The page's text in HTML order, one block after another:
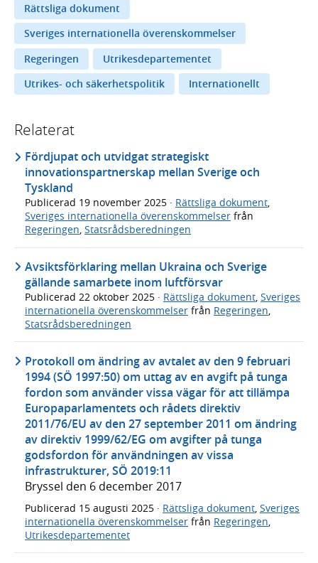
Rättsliga dokument
Sveriges internationella överenskommelser
Regeringen
Utrikesdepartementet
Utrikes- och säkerhetspolitik
Internationellt
Relaterat
Fördjupat och utvidgat strategiskt
innovationspartnerskap mellan Sverige och
Tyskland
Publicerad 19 november 2025 · Rättsliga dokument,
Sveriges internationella överenskommelser från
Regeringen, Statsrådsberedningen
Avsiktsförklaring mellan Ukraina och Sverige
gällande samarbete inom luftförsvar
Publicerad 22 oktober 2025 · Rättsliga dokument, Sveriges
internationella överenskommelser från Regeringen,
Statsrådsberedningen
Protokoll om ändring av avtalet av den 9 februari
1994 (SÖ 1997:50) om uttag av en avgift på tunga
fordon som använder vissa vägar för att tillämpa
Europaparlamentets och rådets direktiv
2011/76/EU av den 27 september 2011 om ändring
av direktiv 1999/62/EG om avgifter på tunga
godsfordon för användningen av vissa
infrastrukturer, SÖ 2019:11
Bryssel den 6 december 2017
Publicerad 15 augusti 2025 · Rättsliga dokument Sveriges
internationella överenskommelser från Regeringen
Utrikesdepartementet